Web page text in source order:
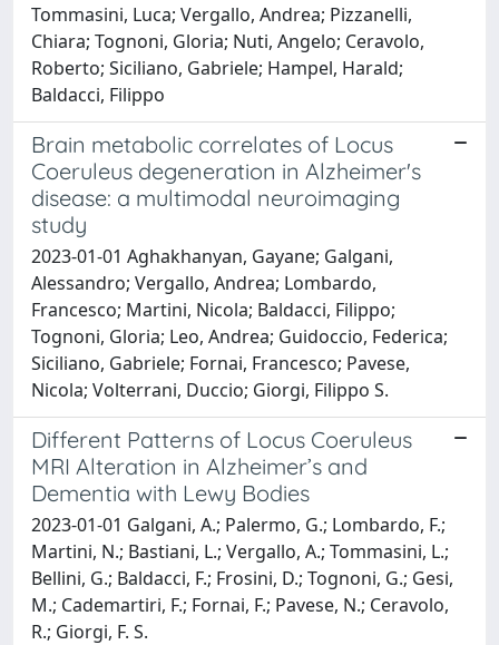
Tommasini, Luca; Vergallo, Andrea; Pizzanelli,
Chiara; Tognoni, Gloria; Nuti, Angelo; Ceravolo,
Roberto; Siciliano, Gabriele; Hampel, Harald;
Baldacci, Filippo
Brain metabolic correlates of Locus
Coeruleus degeneration in Alzheimer's
disease: a multimodal neuroimaging
study
2023-01-01 Aghakhanyan, Gayane; Galgani,
Alessandro; Vergallo, Andrea; Lombardo,
Francesco; Martini, Nicola; Baldacci, Filippo;
Tognoni, Gloria; Leo, Andrea; Guidoccio, Federica;
Siciliano, Gabriele; Fornai, Francesco; Pavese,
Nicola; Volterrani, Duccio; Giorgi, Filippo S.
Different Patterns of Locus Coeruleus
MRI Alteration in Alzheimer’s and
Dementia with Lewy Bodies
2023-01-01 Galgani, A.; Palermo, G.; Lombardo, F.;
Martini, N.; Bastiani, L.; Vergallo, A.; Tommasini, L.;
Bellini, G.; Baldacci, F.; Frosini, D.; Tognoni, G.; Gesi,
M.; Cademartiri, F.; Fornai, F.; Pavese, N.; Ceravolo,
R.; Giorgi, F. S.